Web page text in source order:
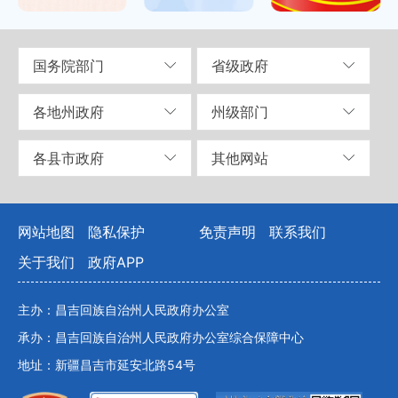
国务院部门 省级政府
各地州政府 州级部门
各县市政府 其他网站
网站地图 隐私保护 免责声明
联系我们
关于我们
政府APP
主办：昌吉回族自治州人民政府办公室
承办：昌吉回族自治州人民政府办公室综合保障中心
地址：新疆昌吉市延安北路54号